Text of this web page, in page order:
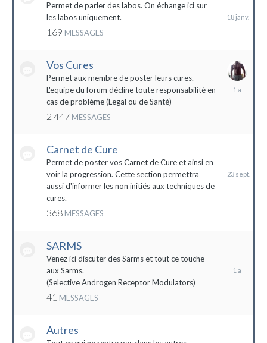
Permet de parler des labos. On échange ici sur
les labos uniquement.
169 MESSAGES
Vos Cures
Permet aux membre de poster leurs cures.
L'equipe du forum décline toute responsabilité en
cas de problème (Legal ou de Santé)
2 447 MESSAGES
28
Carnet de Cure
Permet de poster vos Carnet de Cure et ainsi en
voir la progression. Cette section permettra
aussi d'informer les non initiés aux techniques de
cures.
368 MESSAGES
2023
SARMS
Venez ici discuter des Sarms et tout ce touche
aux Sarms.
(Selective Androgen Receptor Modulators)
41 MESSAGES
2022
Autres